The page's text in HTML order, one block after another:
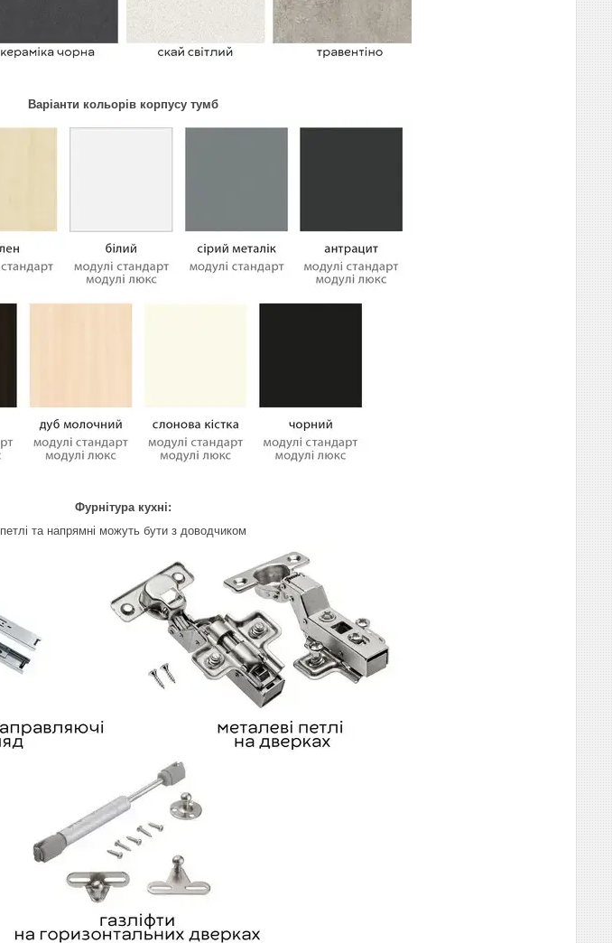
Варіанти кольорів корпусу тумб
Фурнітура кухні:
петлі та напрямні можуть бути з доводчиком